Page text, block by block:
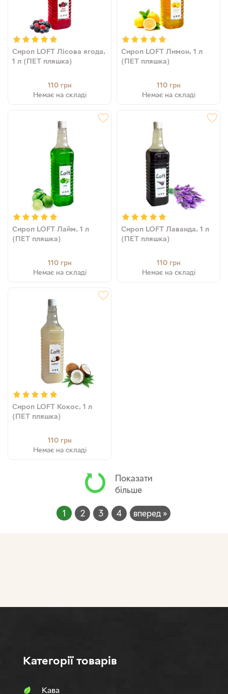
Сироп LOFT Лісова ягода,
1 л (ПЕТ пляшка)
110 грн
Немає на складі
Сироп LOFT Лимон, 1 л
(ПЕТ пляшка)
110 грн
Немає на складі
Сироп LOFT Лайм, 1 л
(ПЕТ пляшка)
110 грн
Немає на складі
Сироп LOFT Лаванда, 1 л
(ПЕТ пляшка)
110 грн
Немає на складі
Сироп LOFT Кокос, 1 л
(ПЕТ пляшка)
110 грн
Немає на складі
Показати
більше
1 2 3 4 вперед »
Категорії товарів
Кава